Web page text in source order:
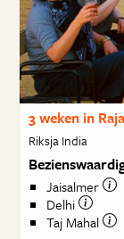
3 weken in
Riksja India
Jaisalmer
Delhi
Taj Mahal